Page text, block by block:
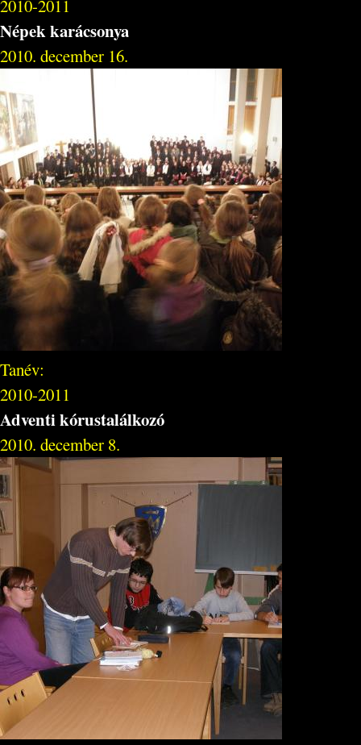
2010-2011
Népek karácsonya
2010. december 16.
Tanév:
2010-2011
Adventi kórustalálkozó
2010. december 8.